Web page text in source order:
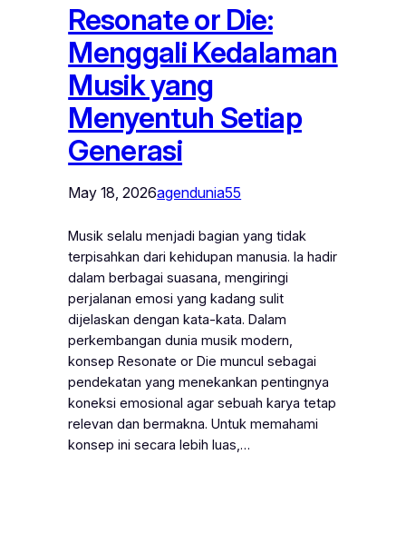
Resonate or Die:
Menggali Kedalaman
Musik yang
Menyentuh Setiap
Generasi
May 18, 2026agendunia55
Musik selalu menjadi bagian yang tidak
terpisahkan dari kehidupan manusia. Ia hadir
dalam berbagai suasana, mengiringi
perjalanan emosi yang kadang sulit
dijelaskan dengan kata-kata. Dalam
perkembangan dunia musik modern,
konsep Resonate or Die muncul sebagai
pendekatan yang menekankan pentingnya
koneksi emosional agar sebuah karya tetap
relevan dan bermakna. Untuk memahami
konsep ini secara lebih luas,…